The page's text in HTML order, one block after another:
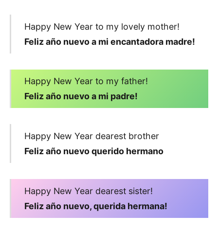
Happy New Year to my lovely mother!
Feliz año nuevo a mi encantadora madre!
Happy New Year to my father!
Feliz año nuevo a mi padre!
Happy New Year dearest brother
Feliz año nuevo querido hermano
Happy New Year dearest sister!
Feliz año nuevo, querida hermana!